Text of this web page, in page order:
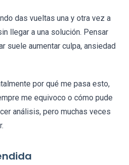
das vueltas una y otra vez a
llegar a una solución. Pensar
suele aumentar culpa, ansiedad
por qué me pasa esto,
me equivoco o cómo pude
análisis, pero muchas veces